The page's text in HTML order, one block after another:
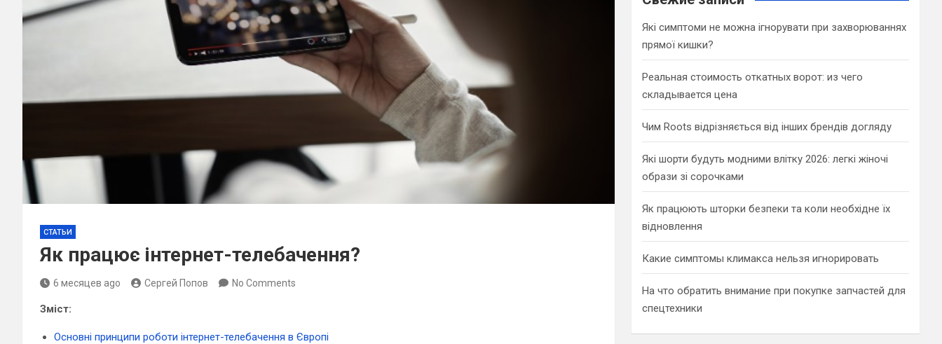
СТАТЬИ
Як працює інтернет-телебачення?
6 месяцев ago Сергей Попов No Comments
Зміст:
Основні принципи роботи інтернет-телебачення в Європі
Які симптоми не можна ігнорувати при захворюваннях
прямої кишки?
Реальная стоимость откатных ворот: из чего
складывается цена
Чим Roots відрізняється від інших брендів догляду
Які шорти будуть модними влітку 2026: легкі жіночі
образи зі сорочками
Як працюють шторки безпеки та коли необхідне їх
відновлення
Какие симптомы климакса нельзя игнорировать
На что обратить внимание при покупке запчастей для
спецтехники